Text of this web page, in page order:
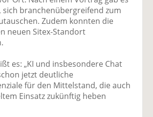
sich branchenübergreifend zum
Zudem konnten die
neuen Sitex-Standort
es: „KI und insbesondere Chat
jetzt deutliche
für den Mittelstand, die auch
Einsatz zukünftig heben